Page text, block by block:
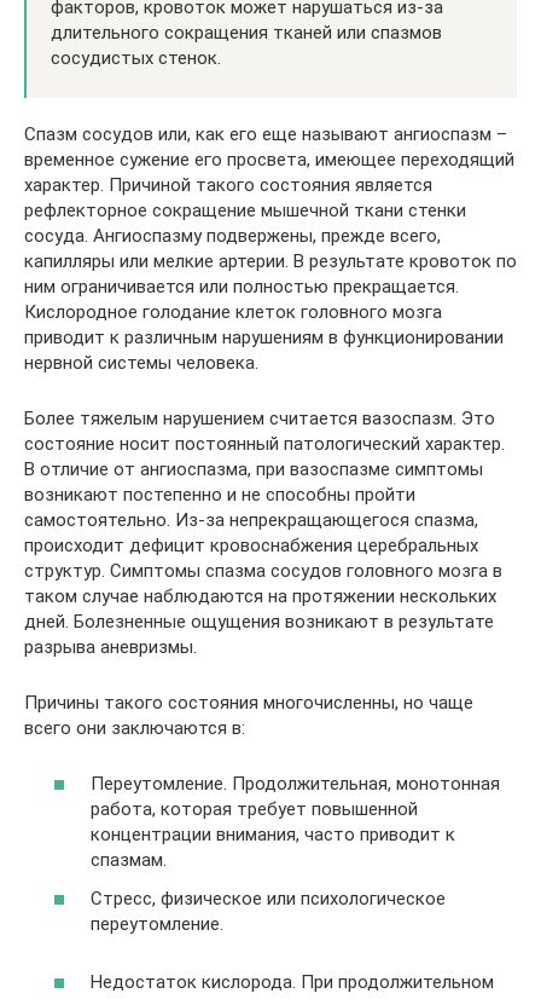
факторов, кровоток может нарушаться из-за
длительного сокращения тканей или спазмов
сосудистых стенок.
Спазм сосудов или, как его еще называют ангиоспазм –
временное сужение его просвета, имеющее переходящий
характер. Причиной такого состояния является
рефлекторное сокращение мышечной ткани стенки
сосуда. Ангиоспазму подвержены, прежде всего,
капилляры или мелкие артерии. В результате кровоток по
ним ограничивается или полностью прекращается.
Кислородное голодание клеток головного мозга
приводит к различным нарушениям в функционировании
нервной системы человека.
Более тяжелым нарушением считается вазоспазм. Это
состояние носит постоянный патологический характер.
В отличие от ангиоспазма, при вазоспазме симптомы
возникают постепенно и не способны пройти
самостоятельно. Из-за непрекращающегося спазма,
происходит дефицит кровоснабжения церебральных
структур. Симптомы спазма сосудов головного мозга в
таком случае наблюдаются на протяжении нескольких
дней. Болезненные ощущения возникают в результате
разрыва аневризмы.
Причины такого состояния многочисленны, но чаще
всего они заключаются в:
Переутомление. Продолжительная, монотонная
работа, которая требует повышенной
концентрации внимания, часто приводит к
спазмам.
Стресс, физическое или психологическое
переутомление.
Недостаток кислорода. При продолжительном